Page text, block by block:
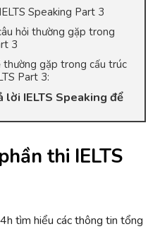
Speaking Part 3
hỏi thường gặp trong
3
thường gặp trong cấu trúc
Part 3:
IELTS Speaking để
thi IELTS
tìm hiểu các thông tin tổng